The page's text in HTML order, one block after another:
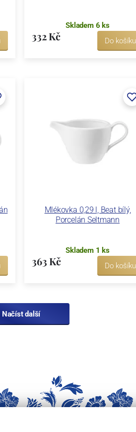
Skladem 6 ks
332 Kč Do košíku
Mlékovka 0,29 l, Beat bílý,
Porcelán Seltmann
Skladem 1 ks
363 Kč Do košíku
Načíst další